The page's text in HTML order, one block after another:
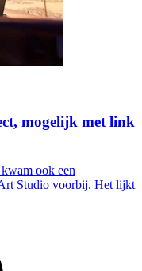
mogelijk met link
ook een
Studio voorbij. Het lijkt